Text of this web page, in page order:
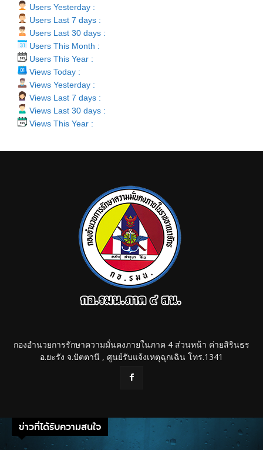
Users Yesterday :
Users Last 7 days :
Users Last 30 days :
Users This Month :
Users This Year :
Views Today :
Views Yesterday :
Views Last 7 days :
Views Last 30 days :
Views This Year :
กองอำนวยการรักษาความมั่นคงภายในภาค 4 ส่วนหน้า ค่ายสิรินธร
อ.ยะรัง จ.ปัตตานี , ศูนย์รับแจ้งเหตุฉุกเฉิน โทร.1341
ข่าวที่ได้รับความสนใจ